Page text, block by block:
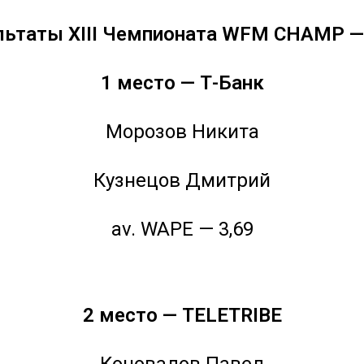
XIII Чемпионата WFM CHAMP
1 место — Т-Банк
Морозов Никита
Кузнецов Дмитрий
av. WAPE — 3,69
2 место — TELETRIBE